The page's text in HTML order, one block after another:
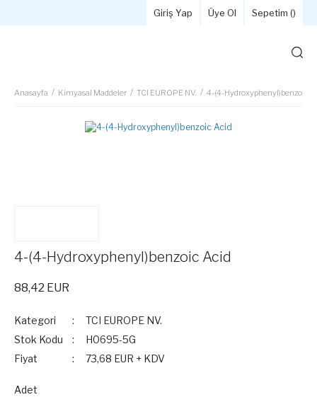
Giriş Yap Üye Ol Sepetim ()
Anasayfa Kimyasal Maddeler TCI EUROPE NV. 4-(4-Hydroxyphenyl)benzoic
4-(4-Hydroxyphenyl)benzoic Acid
88,42 EUR
Kategori
TCI EUROPE NV.
Stok Kodu
H0695-5G
Fiyat
73,68 EUR + KDV
Adet